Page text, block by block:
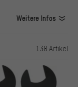
Weitere Infos
138 Artikel